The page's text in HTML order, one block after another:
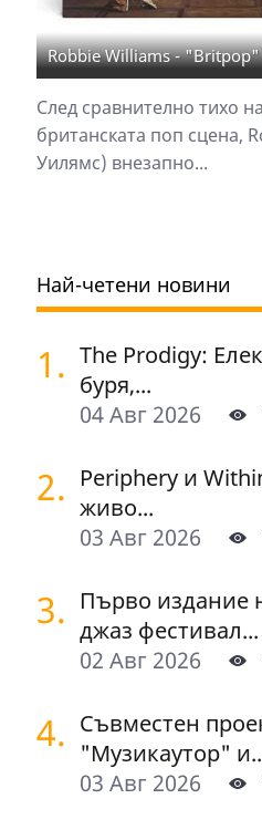
Robbie Williams - "Britpop"
След сравнително тихо
британската поп сцена,
Уилямс) внезапно...
Най-четени новини
1. The Prodigy:
буря,...
04 Авг 2026
2. Periphery и
живо...
03 Авг 2026
3. Първо издание
джаз фестивал...
02 Авг 2026
4. Съвместен
"Музикаутор"
03 Авг 2026